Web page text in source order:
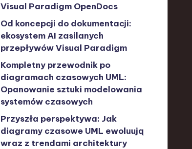
Visual Paradigm OpenDocs
Od koncepcji do dokumentacji:
ekosystem AI zasilanych
przepływów Visual Paradigm
Kompletny przewodnik po
diagramach czasowych UML:
Opanowanie sztuki modelowania
systemów czasowych
Przyszła perspektywa: Jak
diagramy czasowe UML ewoluują
wraz z trendami architektury